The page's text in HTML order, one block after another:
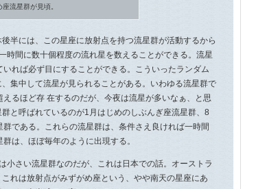
流星群が見頃。
半には、この星座に放射点を持つ流星群が活動するから
時間に数十個程度の流れ星を数えることができる。流星
れば必ず目にすることができる。こういったランダム
集中して流星が見られることがある。いわゆる流星群で
るほど存 在するのだが、今夜は流星が多いなぁ、と思
と呼ばれているのが1月はじめのしぶんぎ座流星群、8
である。これらの流星群は、条件さえ良ければ一時間
は、ほぼ毎年のように出現する。
さい流星群なのだが、これは日本での話。オーストラ
れは放射点がみずがめ座という、やや南天の星座にあ